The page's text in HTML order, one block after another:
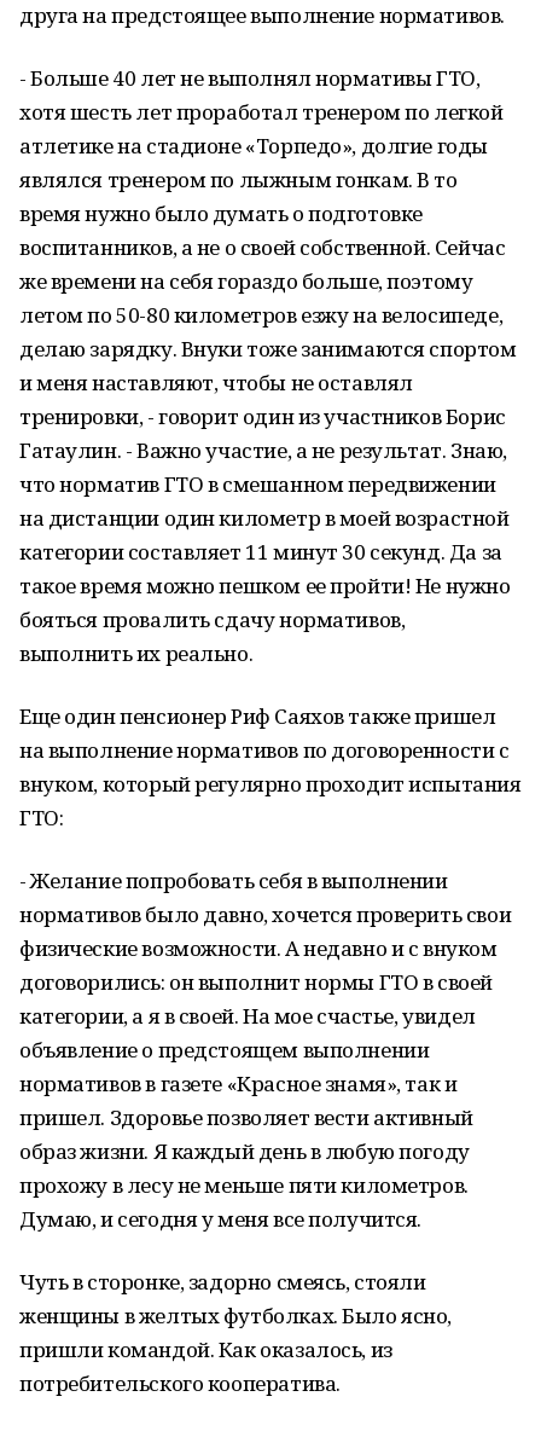
друга на предстоящее выполнение нормативов.
- Больше 40 лет не выполнял нормативы ГТО,
хотя шесть лет проработал тренером по легкой
атлетике на стадионе «Торпедо», долгие годы
являлся тренером по лыжным гонкам. В то
время нужно было думать о подготовке
воспитанников, а не о своей собственной. Сейчас
же времени на себя гораздо больше, поэтому
летом по 50-80 километров езжу на велосипеде,
делаю зарядку. Внуки тоже занимаются спортом
и меня наставляют, чтобы не оставлял
тренировки, - говорит один из участников Борис
Гатаулин. - Важно участие, а не результат. Знаю,
что норматив ГТО в смешанном передвижении
на дистанции один километр в моей возрастной
категории составляет 11 минут 30 секунд. Да за
такое время можно пешком ее пройти! Не нужно
бояться провалить сдачу нормативов,
выполнить их реально.
Еще один пенсионер Риф Саяхов также пришел
на выполнение нормативов по договоренности с
внуком, который регулярно проходит испытания
ГТО:
- Желание попробовать себя в выполнении
нормативов было давно, хочется проверить свои
физические возможности. А недавно и с внуком
договорились: он выполнит нормы ГТО в своей
категории, а я в своей. На мое счастье, увидел
объявление о предстоящем выполнении
нормативов в газете «Красное знамя», так и
пришел. Здоровье позволяет вести активный
образ жизни. Я каждый день в любую погоду
прохожу в лесу не меньше пяти километров.
Думаю, и сегодня у меня все получится.
Чуть в сторонке, задорно смеясь, стояли
женщины в желтых футболках. Было ясно,
пришли командой. Как оказалось, из
потребительского кооператива.